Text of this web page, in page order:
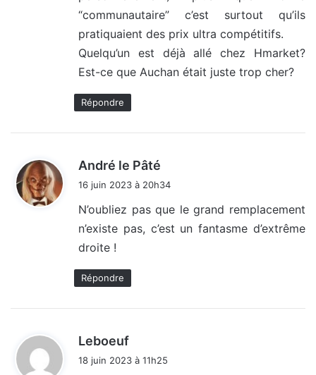
“communautaire” c’est surtout qu’ils
pratiquaient des prix ultra compétitifs.
Quelqu’un est déjà allé chez Hmarket?
Est-ce que Auchan était juste trop cher?
Répondre
André le Pâté
:
16 juin 2023 à 20h34
N’oubliez pas que le grand remplacement
n’existe pas, c’est un fantasme d’extrême
droite !
Répondre
Leboeuf
18 juin 2023 à 11h25